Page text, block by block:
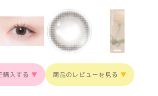
購入する ▼ 商品のレビューを見る ▼